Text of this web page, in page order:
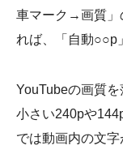
車マーク→画質」
れば、「自動○○p
YouTubeの画質
小さい240pや
では動画内の文